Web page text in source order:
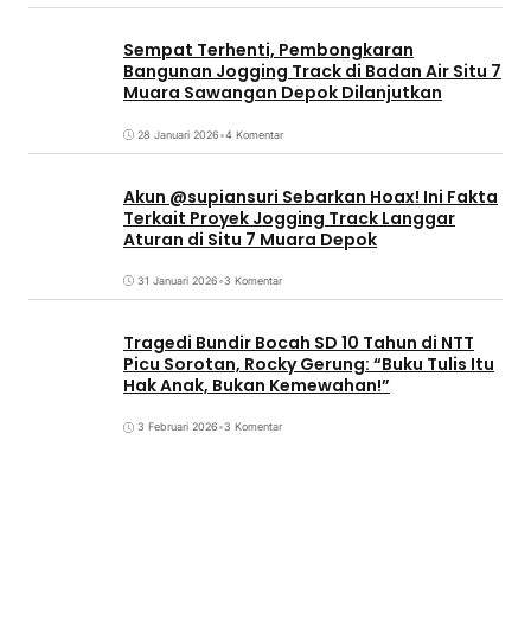
Sempat Terhenti, Pembongkaran
Bangunan Jogging Track di Badan Air Situ 7
Muara Sawangan Depok Dilanjutkan
28 Januari 2026•4 Komentar
Akun @supiansuri Sebarkan Hoax! Ini Fakta
Terkait Proyek Jogging Track Langgar
Aturan di Situ 7 Muara Depok
31 Januari 2026•3 Komentar
Tragedi Bundir Bocah SD 10 Tahun di NTT
Picu Sorotan, Rocky Gerung: “Buku Tulis Itu
Hak Anak, Bukan Kemewahan!”
3 Februari 2026•3 Komentar